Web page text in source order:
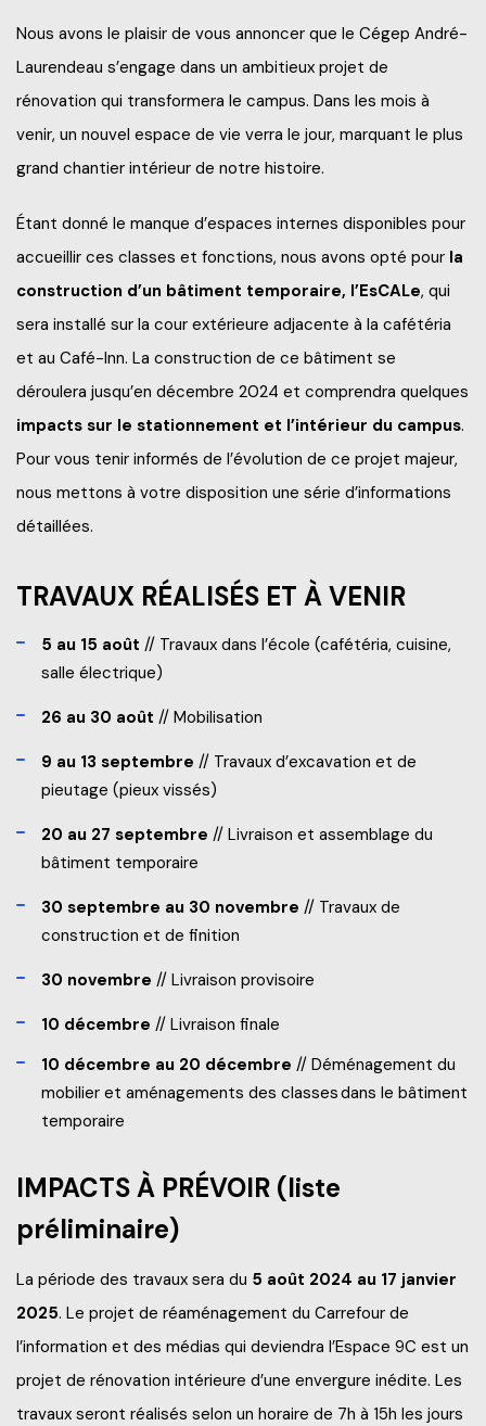
Frais de scolarité
Étudiant d’un jour
Portes ouvertes 2025-2026
Services aux étudiants
Espace CISEP-CO
Perfectionnements professionnels
Francisation
Portes ouvertes virtuelles
Alliés pour la formation
Nos services
Catalogue de formation
Recrutez nos étudiants et finissants
Blogue d'expert
Grand public
Politiques et documents officiels
Engagement social
Info-Chantiers
La Fondation
Sports, loisirs et camp de jour
Urgence météo
Recherche*
Nous avons le plaisir de vous annoncer que le Cégep André-
Laurendeau s’engage dans un ambitieux projet de
rénovation qui transformera le campus. Dans les mois à
venir, un nouvel espace de vie verra le jour, marquant le plus
grand chantier intérieur de notre histoire.
Étant donné le manque d’espaces internes disponibles pour
accueillir ces classes et fonctions, nous avons opté pour la
construction d’un bâtiment temporaire, l’EsCALe, qui
sera installé sur la cour extérieure adjacente à la cafétéria
et au Café-Inn. La construction de ce bâtiment se
déroulera jusqu’en décembre 2024 et comprendra quelques
impacts sur le stationnement et l’intérieur du campus.
Pour vous tenir informés de l’évolution de ce projet majeur,
nous mettons à votre disposition une série d’informations
détaillées.
TRAVAUX RÉALISÉS ET À VENIR
5 au 15 août // Travaux dans l’école (cafétéria, cuisine,
salle électrique)
26 au 30 août // Mobilisation
9 au 13 septembre // Travaux d’excavation et de
pieutage (pieux vissés)
20 au 27 septembre //Livraison et assemblage du
bâtiment temporaire
30 septembre au 30 novembre // Travaux de
construction et de finition
30 novembre // Livraison provisoire
10 décembre // Livraison finale
10 décembre au 20 décembre // Déménagement du
mobilier et aménagements des classes dans le bâtiment
temporaire
IMPACTS À PRÉVOIR (liste
préliminaire)
La période des travaux sera du 5 août 2024 au 17 janvier
2025. Le projet de réaménagement du Carrefour de
l’information et des médias qui deviendra l’Espace 9C est un
projet de rénovation intérieure d’une envergure inédite. Les
travaux seront réalisés selon un horaire de 7h à 15h les jours